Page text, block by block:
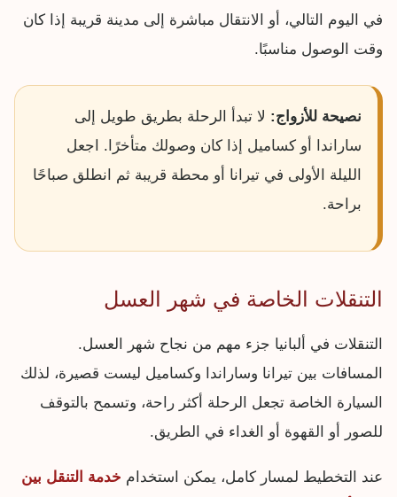
في اليوم التالي، أو الانتقال مباشرة إلى مدينة قريبة إذا كان
وقت الوصول مناسبًا.
نصيحة للأزواج: لا تبدأ الرحلة بطريق طويل إلى
ساراندا أو كساميل إذا كان وصولك متأخرًا. اجعل
الليلة الأولى في تيرانا أو محطة قريبة ثم انطلق صباحًا
براحة.
التنقلات الخاصة في شهر العسل
التنقلات في ألبانيا جزء مهم من نجاح شهر العسل.
المسافات بين تيرانا وساراندا وكساميل ليست قصيرة، لذلك
السيارة الخاصة تجعل الرحلة أكثر راحة، وتسمح بالتوقف
للصور أو القهوة أو الغداء في الطريق.
عند التخطيط لمسار كامل، يمكن استخدام خدمة التنقل بين